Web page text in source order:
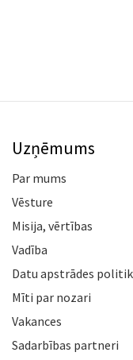
Uzņēmums
Par mums
Vēsture
Misija, vērtības
Vadība
Datu apstrādes
Mīti par nozari
Vakances
Sadarbības partneri